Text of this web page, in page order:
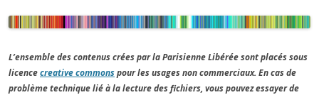
L’ensemble des contenus crées par la Parisienne Libérée sont placés sous
licencecreative commonspour les usages non commerciaux. En cas de
problème technique lié à la lecture des fichiers, vous pouvez essayer de